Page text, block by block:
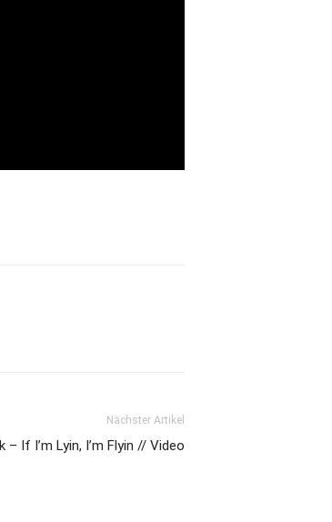
Nächster Artikel
– If I’m Lyin, I’m Flyin // Video